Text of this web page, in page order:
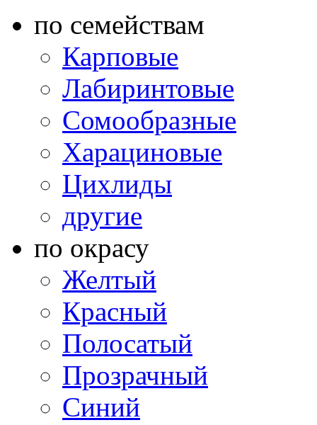
по семействам
Карповые
Лабиринтовые
Сомообразные
Харациновые
Цихлиды
другие
по окрасу
Желтый
Красный
Полосатый
Прозрачный
Синий